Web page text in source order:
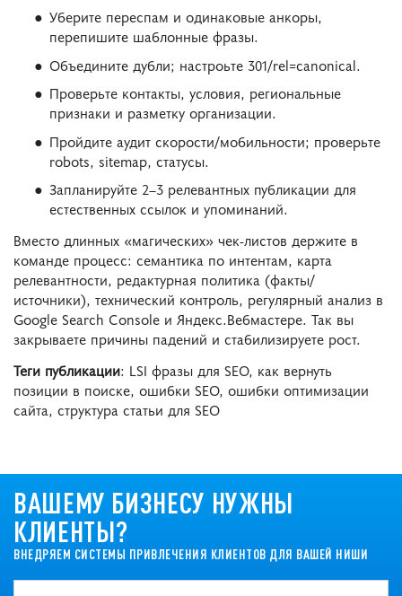
Уберите переспам и одинаковые анкоры,
перепишите шаблонные фразы.
Объедините дубли; настроьте 301/rel=canonical.
Проверьте контакты, условия, региональные
признаки и разметку организации.
Пройдите аудит скорости/мобильности; проверьте
robots, sitemap, статусы.
Запланируйте 2–3 релевантных публикации для
естественных ссылок и упоминаний.
Вместо длинных «магических» чек-листов держите в
команде процесс: семантика по интентам, карта
релевантности, редактурная политика (факты/
источники), технический контроль, регулярный анализ в
Google Search Console и Яндекс.Вебмастере. Так вы
закрываете причины падений и стабилизируете рост.
Теги публикации: LSI фразы для SEO, как вернуть
позиции в поиске, ошибки SEO, ошибки оптимизации
сайта, структура статьи для SEO
ВАШЕМУ БИЗНЕСУ НУЖНЫ
КЛИЕНТЫ?
ВНЕДРЯЕМ СИСТЕМЫ ПРИВЛЕЧЕНИЯ КЛИЕНТОВ ДЛЯ ВАШЕЙ НИШИ